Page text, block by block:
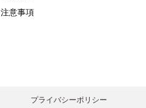
注意事項
プライバシーポリシー